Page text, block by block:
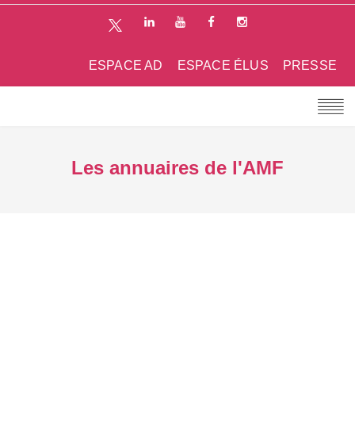
PRESSE
ESPACE ÉLUS
ESPACE AD
Les annuaires de l'AMF